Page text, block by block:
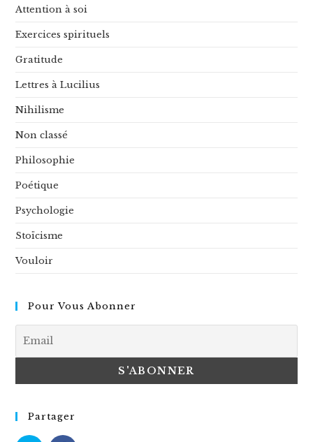
Attention à soi
Exercices spirituels
Gratitude
Lettres à Lucilius
Nihilisme
Non classé
Philosophie
Poétique
Psychologie
Stoïcisme
Vouloir
Pour Vous Abonner
Partager